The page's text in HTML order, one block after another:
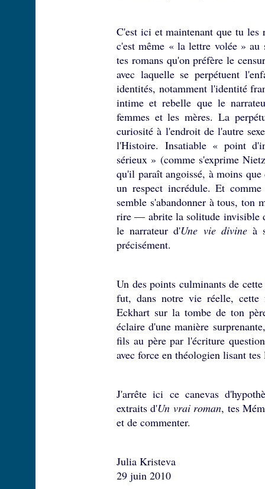
C'est ici et maintenant que tu
c'est même « la lettre volée » au
tes romans qu'on préfère le
avec laquelle se perpétuent
identités, notamment l'identité
intime et rebelle que le
femmes et les mères. La
curiosité à l'endroit de l'autre
l'Histoire. Insatiable « point
sérieux » (comme s'exprime
qu'il paraît angoissé, à moins
un respect incrédule. Et
semble s'abandonner à tous, ton
rire — abrite la solitude invisible
le narrateur d'Une vie divineà
précisément.
Un des points culminants de
fut, dans notre vie réelle,
Eckhart sur la tombe de ton
éclaire d'une manière
fils au père par l'écriture
avec force en théologien lisant
J'arrête ici ce canevas
extraits d'Un vrai roman, tes
et de commenter.
Julia Kristeva
29 juin 2010